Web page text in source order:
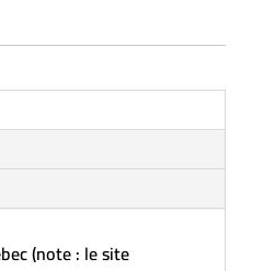
(note : le site